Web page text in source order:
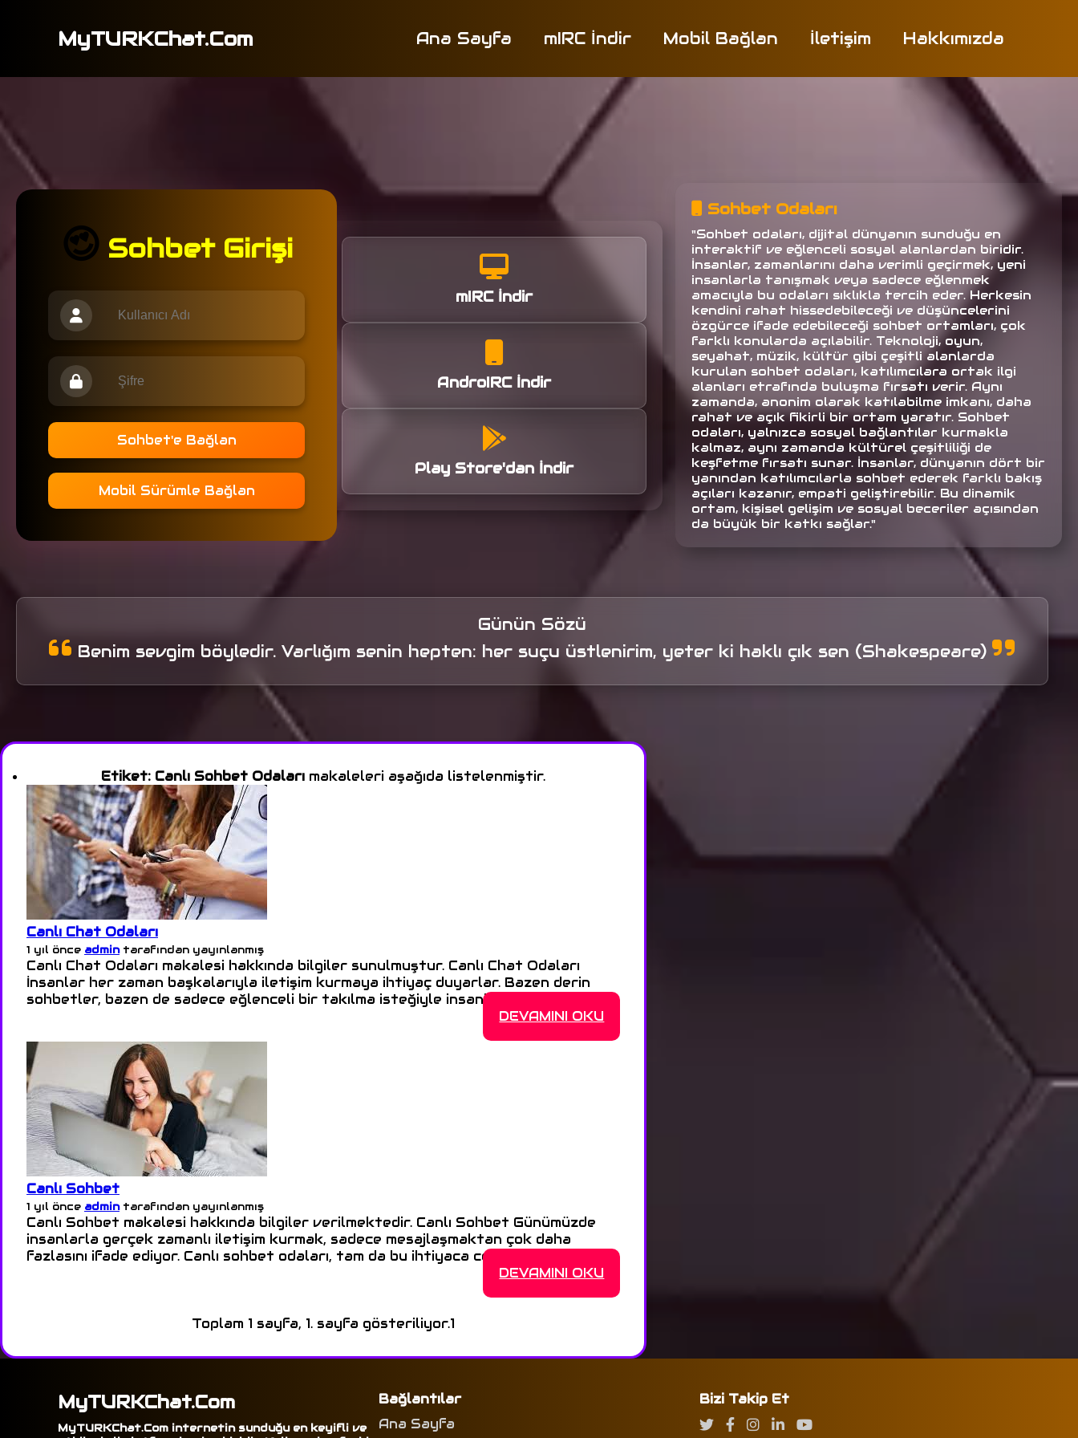
MyTURKChat.Com Ana Sayfa mIRC İndir Mobil Bağlan İletişim Hakkımızda
😍 Sohbet Girişi
Sohbet'e Bağlan
Mobil Sürümle Bağlan
mIRC İndir
AndroIRC İndir
Play Store'dan İndir
Sohbet Odaları
"Sohbet odaları, dijital dünyanın sunduğu en
interaktif ve eğlenceli sosyal alanlardan biridir.
İnsanlar, zamanlarını daha verimli geçirmek, yeni
insanlarla tanışmak veya sadece eğlenmek
amacıyla bu odaları sıklıkla tercih eder. Herkesin
kendini rahat hissedebileceği ve düşüncelerini
özgürce ifade edebileceği sohbet ortamları, çok
farklı konularda açılabilir. Teknoloji, oyun,
seyahat, müzik, kültür gibi çeşitli alanlarda
kurulan sohbet odaları, katılımcılara ortak ilgi
alanları etrafında buluşma fırsatı verir. Aynı
zamanda, anonim olarak katılabilme imkanı, daha
rahat ve açık fikirli bir ortam yaratır. Sohbet
odaları, yalnızca sosyal bağlantılar kurmakla
kalmaz, aynı zamanda kültürel çeşitliliği de
keşfetme fırsatı sunar. İnsanlar, dünyanın dört bir
yanından katılımcılarla sohbet ederek farklı bakış
açıları kazanır, empati geliştirebilir. Bu dinamik
ortam, kişisel gelişim ve sosyal beceriler açısından
da büyük bir katkı sağlar."
Günün Sözü
Benim sevgim böyledir. Varlığım senin hepten: her suçu üstlenirim, yeter ki haklı çık sen (Shakespeare)
Etiket: Canlı Sohbet Odaları makaleleri aşağıda listelenmiştir.
Canlı Chat Odaları
1 yıl önce admintarafından yayınlanmış
Canlı Chat Odaları makalesi hakkında bilgiler sunulmuştur. Canlı Chat Odaları
İnsanlar her zaman başkalarıyla iletişim kurmaya ihtiyaç duyarlar. Bazen derin
sohbetler, bazen de sadece eğlenceli bir takılma isteğiyle insanlar bir >>>
DEVAMINI OKU
Canlı Sohbet
1 yıl önce admintarafından yayınlanmış
Canlı Sohbet makalesi hakkında bilgiler verilmektedir. Canlı Sohbet Günümüzde
insanlarla gerçek zamanlı iletişim kurmak, sadece mesajlaşmaktan çok daha
fazlasını ifade ediyor. Canlı sohbet odaları, tam da bu ihtiyaca cevap veren, >>>
DEVAMINI OKU
Toplam 1 sayfa, 1. sayfa gösteriliyor.1
MyTURKChat.Com
MyTURKChat.Com internetin sunduğu en keyifli ve
Bağlantılar
Ana Sayfa
Bizi Takip Et